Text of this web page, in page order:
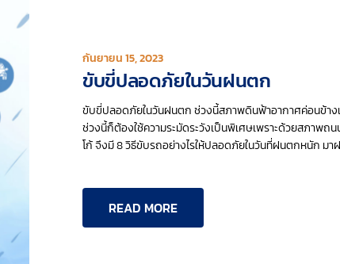
กันยายน 15, 2023
ขับขี่ปลอดภัยในวันฝนตก
ขับขี่ปลอดภัยในวันฝนตก ช่วงนี้สภาพดินฟ้าอากาศค่อนข้าง
ช่วงนี้ก็ต้องใช้ความระมัดระวังเป็นพิเศษเพราะด้วยสภาพ
โก้ จึงมี 8 วิธีขับรถอย่างไรให้ปลอดภัยในวันที่ฝนตกหนัก มา
READ MORE